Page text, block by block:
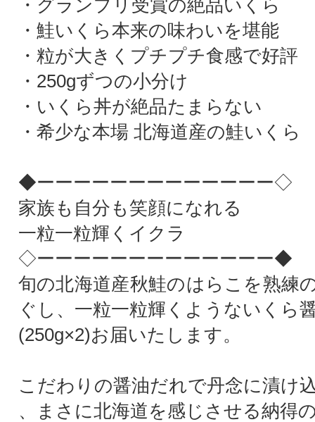
・グランプリ受賞の絶品いくら
・鮭いくら本来の味わいを堪能
・粒が大きくプチプチ食感で好評
・250gずつの小分け
・いくら丼が絶品たまらない
・希少な本場 北海道産の鮭いくら
◆ーーーーーーーーーーーーー◇
家族も自分も笑顔になれる
一粒一粒輝くイクラ
◇ーーーーーーーーーーーーー◆
旬の北海道産秋鮭のはらこを熟練
ぐし、一粒一粒輝くようないくら
(250g×2)お届いたします。
こだわりの醤油だれで丹念に漬け
、まさに北海道を感じさせる納得